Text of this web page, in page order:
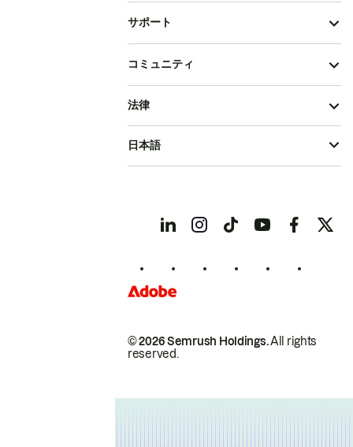
サポート
コミュニティ
© 2026 Semrush Holdings.All rights
reserved.
法律
日本語